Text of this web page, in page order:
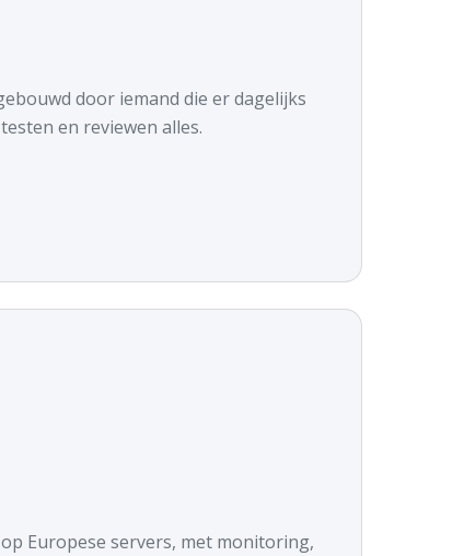
door iemand die er dagelijks
en reviewen alles.
Europese servers, met monitoring,